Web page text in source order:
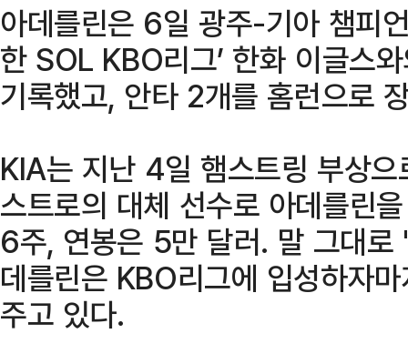
아데를린은 6일 광주-기아 챔피
한 SOL KBO리그’ 한화 이글스
기록했고, 안타 2개를 홈런으로
KIA는 지난 4일 햄스트링 부상
스트로의 대체 선수로 아데를린
6주, 연봉은 5만 달러. 말 그대
데를린은 KBO리그에 입성하자
주고 있다.